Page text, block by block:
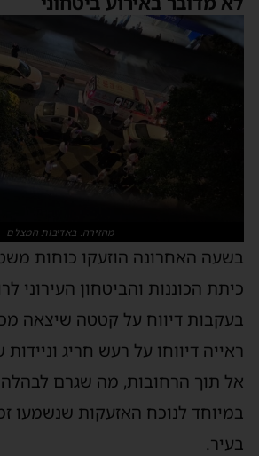
מהזירה. באדיבות המצלם
בשעה האחרונה הוזעקו כוחות
כיתת הכוננות והביטחון העירוני
בעקבות דיווח על קטטה שיצאה
ראייה דיווחו על רעש חריג
אל תוך הרחובות, מה שגרם
במיוחד לנוכח האזעקות שנשמעו
בעיר.